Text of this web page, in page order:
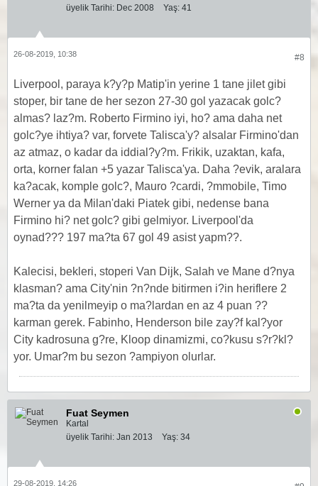
üyelik Tarihi: Dec 2008 Yaş: 41
#8
26-08-2019, 10:38
Liverpool, paraya k?y?p Matip'in yerine 1 tane jilet gibi
stoper, bir tane de her sezon 27-30 gol yazacak golc?
almas? laz?m. Roberto Firmino iyi, ho? ama daha net
golc?ye ihtiya? var, forvete Talisca'y? alsalar Firmino'dan
az atmaz, o kadar da iddial?y?m. Frikik, uzaktan, kafa,
orta, korner falan +5 yazar Talisca'ya. Daha ?evik, aralara
ka?acak, komple golc?, Mauro ?cardi, ?mmobile, Timo
Werner ya da Milan'daki Piatek gibi, nedense bana
Firmino hi? net golc? gibi gelmiyor. Liverpool'da
oynad??? 197 ma?ta 67 gol 49 asist yapm??.
Kalecisi, bekleri, stoperi Van Dijk, Salah ve Mane d?nya
klasman? ama City'nin ?n?nde bitirmen i?in heriflere 2
ma?ta da yenilmeyip o ma?lardan en az 4 puan ??
karman gerek. Fabinho, Henderson bile zay?f kal?yor
City kadrosuna g?re, Kloop dinamizmi, co?kusu s?r?kl?
yor. Umar?m bu sezon ?ampiyon olurlar.
Fuat Seymen
Kartal
üyelik Tarihi: Jan 2013 Yaş: 34
29-08-2019, 14:26